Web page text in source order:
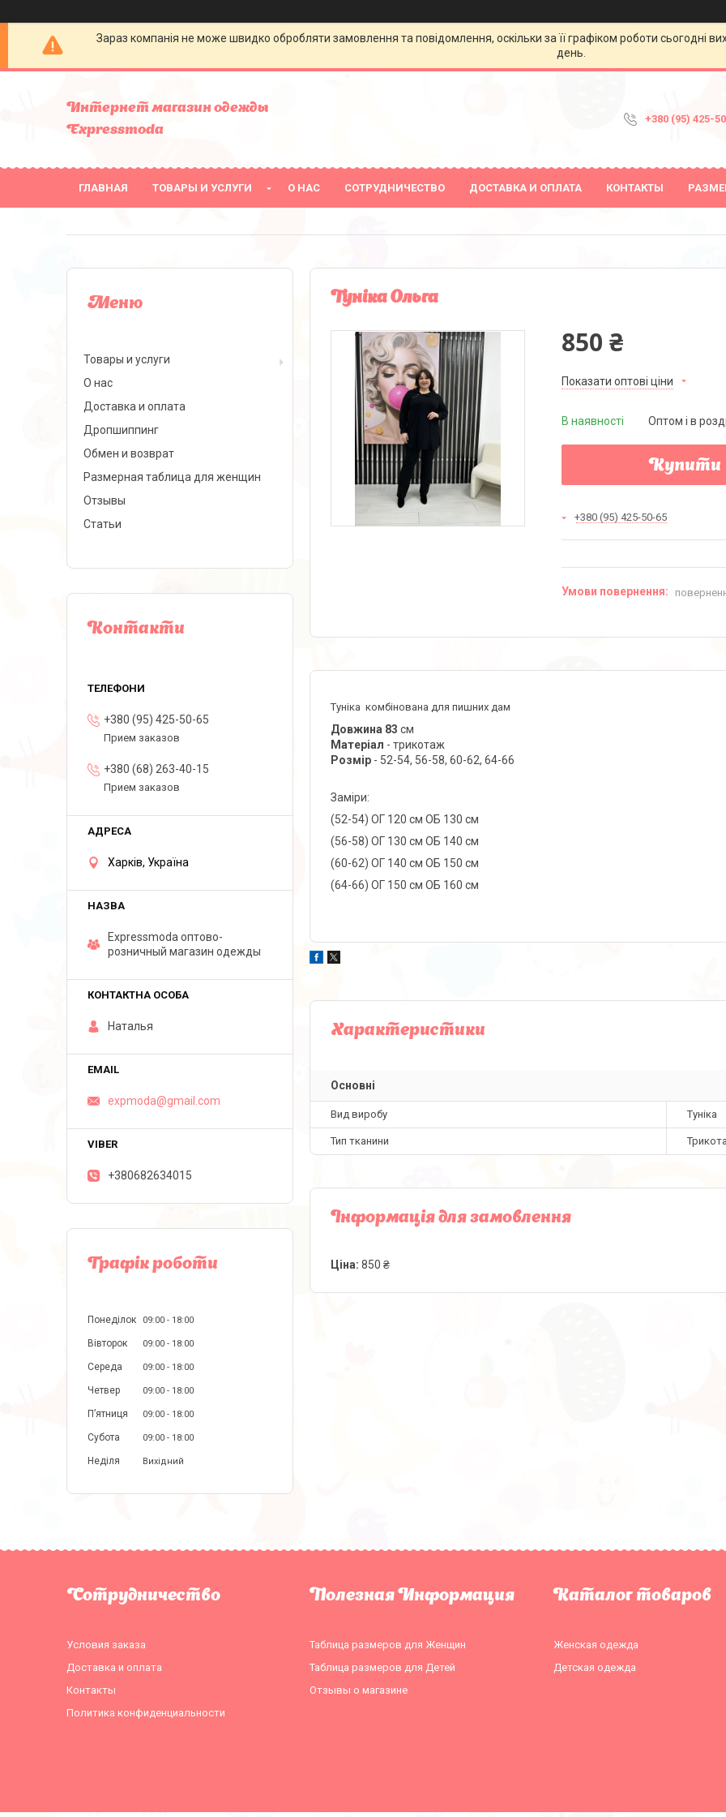
Зараз компанія не може швидко обробляти замовлення та повідомлення, оскільки за її графіком роботи сьогодні
день.
Интернет магазин одежды
Expressmoda
+380 (95) 425-
ГЛАВНАЯ ТОВАРЫ И УСЛУГИ О НАС СОТРУДНИЧЕСТВО ДОСТАВКА И ОПЛАТА КОНТАКТЫ
Туніка Ольга
850 ₴
Показати оптові ціни
В наявності Оптом і в
Купити
+380 (95) 425-50-65
Туніка комбінована для пишних дам
Довжина 83 см
Матеріал - трикотаж
Розмір - 52-54, 56-58, 60-62, 64-66
Заміри:
(52-54) ОГ 120 см ОБ 130 см
(56-58) ОГ 130 см ОБ 140 см
(60-62) ОГ 140 см ОБ 150 см
(64-66) ОГ 150 см ОБ 160 см
Характеристики
Основні
Вид виробу Туніка
Тип тканини
Інформація для замовлення
Ціна: 850 ₴
Товары и услуги
О нас
Доставка и оплата
Дропшиппинг
Обмен и возврат
Размерная таблица для женщин
Отзывы
Статьи
Контакти
+380 (95) 425-50-65
Прием заказов
+380 (68) 263-40-15
Прием заказов
Харків, Україна
Expressmoda оптово-
розничный магазин одежды
Наталья
expmoda@gmail.com
+380682634015
Графік роботи
Понеділок 09:00 18:00
Вівторок 09:00 18:00
Середа 09:00 18:00
Четвер 09:00 18:00
Пʼятниця 09:00 18:00
Субота 09:00 18:00
Неділя Вихідний
Сотрудничество
Условия заказа
Доставка и оплата
Контакты
Политика конфиденциальности
Полезная Информация
Таблица размеров для Женщин
Таблица размеров для Детей
Отзывы о магазине
Каталог товаров
Женская одежда
Детская одежда